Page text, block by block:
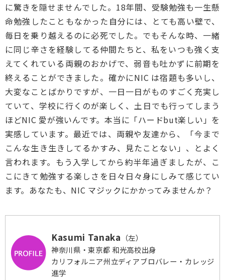
に驚きを隠せませんでした。18年間、受験勉強も一生懸
命勉強したこともなかった自分には、とても高い壁で、
毎日を乗り越えるのに必死でした。でもそんな時、一緒
に同じ辛さを経験してる仲間たちと、私をいつも強く支
えてくれている両親のおかげで、弱音も吐かずに前期を
終えることができました。確かにNIC は宿題も多いし、
大変なことばかりですが、一日一日がものすごく充実し
ていて、学校に行くのが楽しく、土日でも行ってしまう
ほどNIC 愛が強いんです。本当に「ハードbut楽しい」を
実感しています。最近では、両親や友達から、「今まで
こんな生き生きしてるかすみ、見たことない」、とよく
言われます。もう入学してから約半年過ぎましたが、こ
こにきて勉強する楽しさを日々日々身にしみて感じてい
ます。あなたも、NIC マジックにかかってみませんか？
Kasumi Tanaka （左）
神奈川県・東京都 和光高校出身
カリフォルニア州立ディアブロバレー・カレッジ
進学